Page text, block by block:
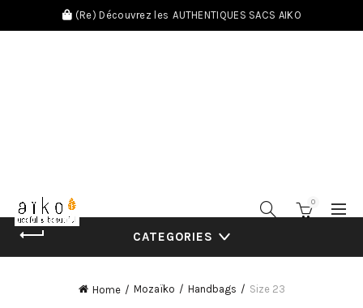
(Re) Découvrez les AUTHENTIQUES SACS AIKO
0
CATEGORIES
Home Mozaïko Handbags Size 23